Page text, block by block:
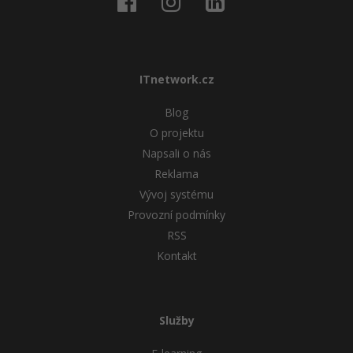
Kybernetická bezpečnost
Elektronický podpis
ITnetwork.cz
Blog
O projektu
Napsali o nás
Reklama
Vývoj systému
Provozní podmínky
RSS
Kontakt
Služby